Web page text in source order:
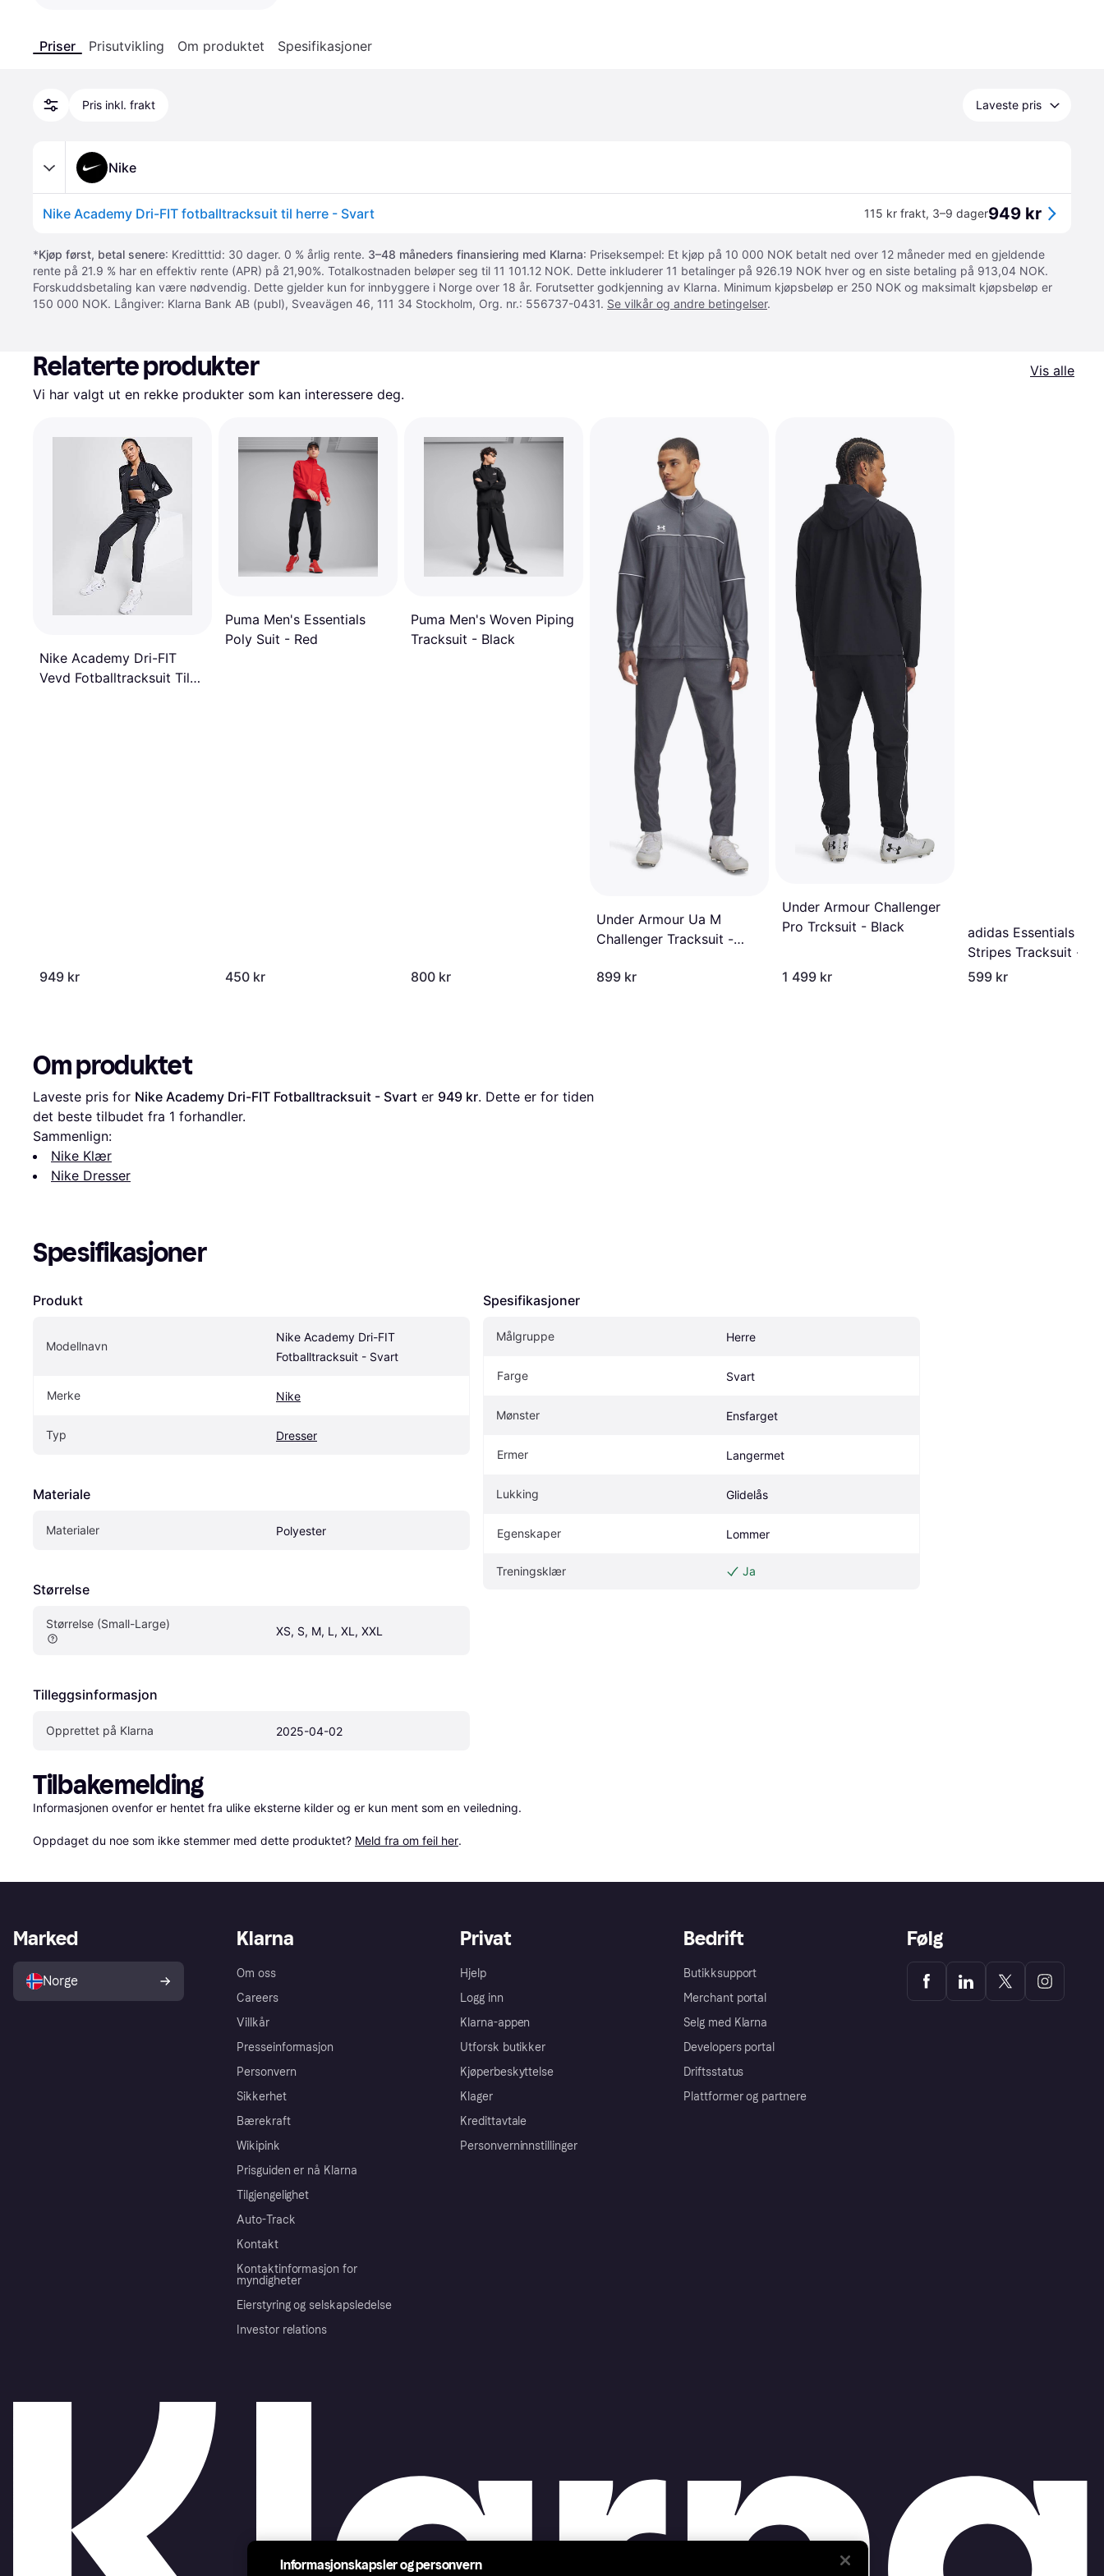
Priser Prisutvikling Om produktet Spesifikasjoner
Pris inkl. frakt Laveste pris
Nike
Nike Academy Dri-FIT fotballtracksuit til herre - Svart 115 kr frakt, 3–9 dager949 kr
*Kjøp først, betal senere: Kreditttid: 30 dager. 0 % årlig rente. 3–48 måneders finansiering med Klarna: Priseksempel: Et kjøp på 10 000 NOK betalt ned over 12 måneder med en gjeldende
rente på 21.9 % har en effektiv rente (APR) på 21,90%. Totalkostnaden beløper seg til 11 101.12 NOK. Dette inkluderer 11 betalinger på 926.19 NOK hver og en siste betaling på 913,04 NOK.
Forskuddsbetaling kan være nødvendig. Dette gjelder kun for innbyggere i Norge over 18 år. Forutsetter godkjenning av Klarna. Minimum kjøpsbeløp er 250 NOK og maksimalt kjøpsbeløp er
150 000 NOK. Långiver: Klarna Bank AB (publ), Sveavägen 46, 111 34 Stockholm, Org. nr.: 556737-0431. Se vilkår og andre betingelser.
Relaterte produkter
Vis alle
Vi har valgt ut en rekke produkter som kan interessere deg.
Nike Academy Dri-FIT
Vevd Fotballtracksuit Til
949 kr
Puma Men's Essentials
Poly Suit - Red
450 kr
Puma Men's Woven Piping
Tracksuit - Black
800 kr
Under Armour Ua M
Challenger Tracksuit -
899 kr
Under Armour Challenger
Pro Trcksuit - Black
1 499 kr
adidas Essentials 3-
Stripes Tracksuit -
Green
599 kr
Om produktet
Laveste pris for Nike Academy Dri-FIT Fotballtracksuit - Svart er 949 kr. Dette er for tiden
det beste tilbudet fra 1 forhandler.
Sammenlign:
Nike Klær
Nike Dresser
Spesifikasjoner
Produkt
Modellnavn
Nike Academy Dri-FIT
Fotballtracksuit - Svart
Merke Nike
Typ Dresser
Materiale
Materialer Polyester
Størrelse
Størrelse (Small-Large)
XS, S, M, L, XL, XXL
Tilleggsinformasjon
Opprettet på Klarna 2025-04-02
Spesifikasjoner
Målgruppe Herre
Farge Svart
Mønster Ensfarget
Ermer Langermet
Lukking Glidelås
Egenskaper Lommer
Treningsklær Ja
Tilbakemelding
Informasjonen ovenfor er hentet fra ulike eksterne kilder og er kun ment som en veiledning.
Oppdaget du noe som ikke stemmer med dette produktet? Meld fra om feil her.
Klarna
Om oss
Careers
Villkår
Presseinformasjon
Personvern
Sikkerhet
Bærekraft
Wikipink
Prisguiden er nå Klarna
Tilgjengelighet
Auto-Track
Kontakt
Kontaktinformasjon for
myndigheter
Eierstyring og selskapsledelse
Investor relations
Privat
Hjelp
Logg inn
Klarna-appen
Utforsk butikker
Kjøperbeskyttelse
Klager
Kredittavtale
Personverninnstillinger
Bedrift
Butikksupport
Merchant portal
Selg med Klarna
Developers portal
Driftsstatus
Plattformer og partnere
Marked
Norge
Følg
Informasjonskapsler og personvern